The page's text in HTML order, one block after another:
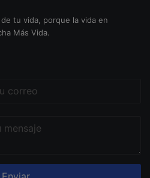
tu vida, porque la vida en
Más Vida.